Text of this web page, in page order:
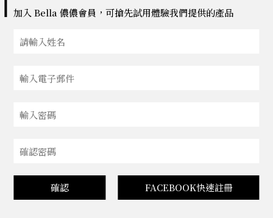
加入 Bella 儂儂會員，可搶先試用體驗我們提供的產品
確認 FACEBOOK快速註冊